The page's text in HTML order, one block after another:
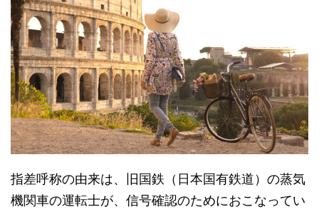
指差呼称の由来は、旧国鉄（日本国有鉄道）の蒸気
機関車の運転士が、信号確認のためにおこなってい